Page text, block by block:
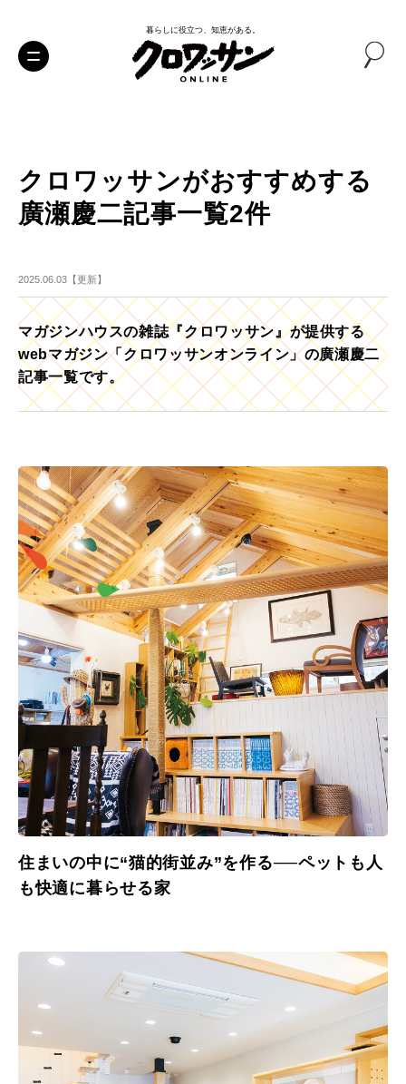
暮らしに役立つ、知恵がある。
クロワッサンがおすすめする
廣瀬慶二記事一覧2件
2025.06.03【更新】
マガジンハウスの雑誌『クロワッサン』が提供する
webマガジン「クロワッサンオンライン」の廣瀬慶二
記事一覧です。
住まいの中に“猫的街並み”を作る──ペットも人
も快適に暮らせる家